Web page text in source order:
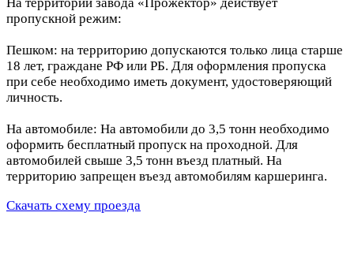
На территории завода «Прожектор» действует
пропускной режим:
Пешком: на территорию допускаются только лица старше
18 лет, граждане РФ или РБ. Для оформления пропуска
при себе необходимо иметь документ, удостоверяющий
личность.
На автомобиле: На автомобили до 3,5 тонн необходимо
оформить бесплатный пропуск на проходной. Для
автомобилей свыше 3,5 тонн въезд платный. На
территорию запрещен въезд автомобилям каршеринга.
Скачать схему проезда